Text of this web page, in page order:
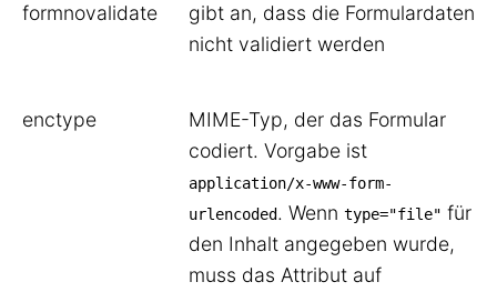
formnovalidate
gibt an, dass die Formulardaten
nicht validiert werden
enctype
MIME-Typ, der das Formular
codiert. Vorgabe ist
application/x-www-form-
urlencoded. Wenn type="file" für
den Inhalt angegeben wurde,
muss das Attribut auf